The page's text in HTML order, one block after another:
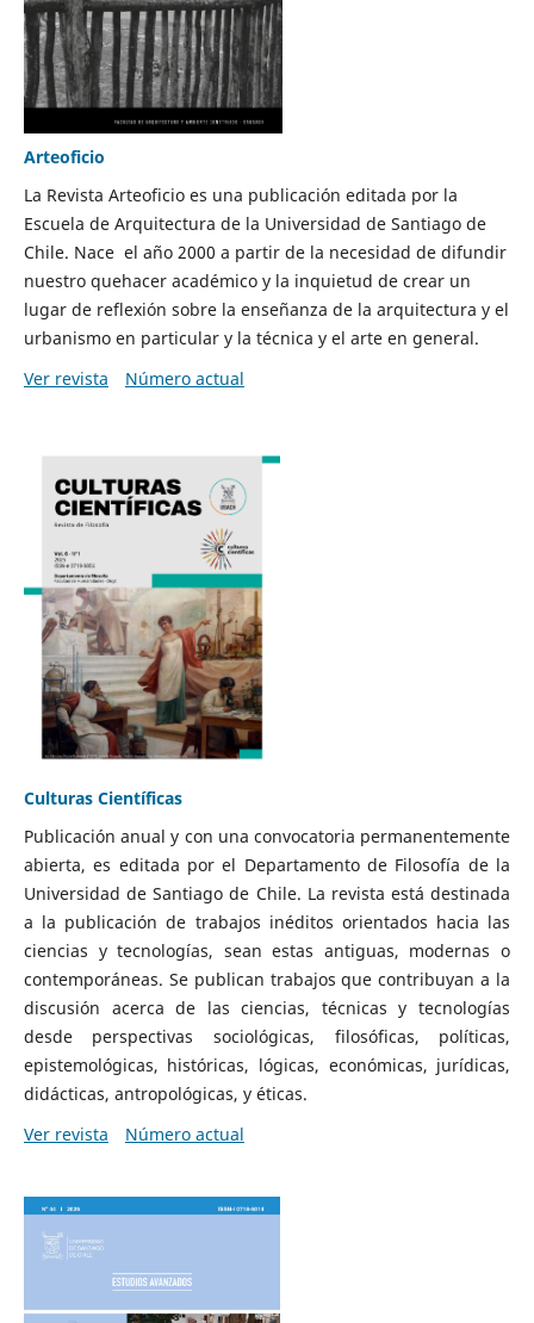
Arteoficio
La Revista Arteoficio es una publicación editada por la
Escuela de Arquitectura de la Universidad de Santiago de
Chile. Nace el año 2000 a partir de la necesidad de difundir
nuestro quehacer académico y la inquietud de crear un
lugar de reflexión sobre la enseñanza de la arquitectura y el
urbanismo en particular y la técnica y el arte en general.
Ver revista
Número actual
Culturas Científicas
Publicación anual y con una convocatoria permanentemente
abierta, es editada por el Departamento de Filosofía de la
Universidad de Santiago de Chile. La revista está destinada
a la publicación de trabajos inéditos orientados hacia las
ciencias y tecnologías, sean estas antiguas, modernas o
contemporáneas. Se publican trabajos que contribuyan a la
discusión acerca de las ciencias, técnicas y tecnologías
desde perspectivas sociológicas, filosóficas, políticas,
epistemológicas, históricas, lógicas, económicas, jurídicas,
didácticas, antropológicas, y éticas.
Ver revista
Número actual